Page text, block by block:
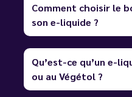
Comment choisir le
son e-liquide ?
Qu’est-ce qu’un e-
ou au Végétol ?